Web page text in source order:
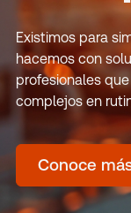
Existimos para
hacemos con
profesionales
complejos en
Conoce